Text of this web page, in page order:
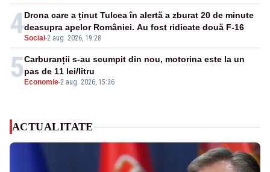
4Social -2 aug. 2026, 19:28
Drona care a ținut Tulcea în alertă a zburat 20 de minute
deasupra apelor României. Au fost ridicate două F-16
5 Economie-2 aug. 2026, 15:36
Carburanții s-au scumpit din nou, motorina este la un
pas de 11 lei/litru
ACTUALITATE